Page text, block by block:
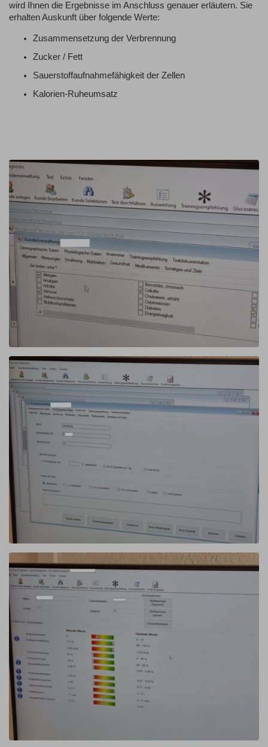
wird Ihnen die Ergebnisse im Anschluss genauer erläutern. Sie
erhalten Auskunft über folgende Werte:
Zusammensetzung der Verbrennung
Zucker / Fett
Sauerstoffaufnahmefähigkeit der Zellen
Kalorien-Ruheumsatz
Link
Bild
Link
zum
Bild